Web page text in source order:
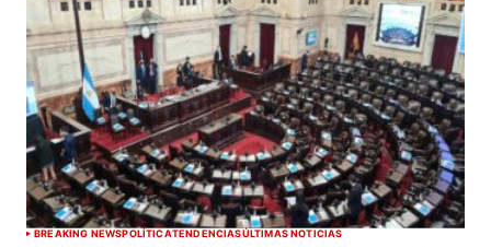
BREAKING NEWSPOLÍTICATENDENCIASÚLTIMAS NOTICIAS